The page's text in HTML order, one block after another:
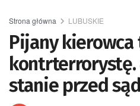
Strona główna LUBUSKIE
Pijany kierowca
kontrterrorystę.
stanie przed